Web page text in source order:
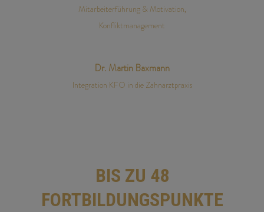
Mitarbeiterführung & Motivation,
Konfliktmanagement
Dr. Martin Baxmann
Integration KFO in die Zahnarztpraxis
BIS ZU 48
FORTBILDUNGSPUNKTE